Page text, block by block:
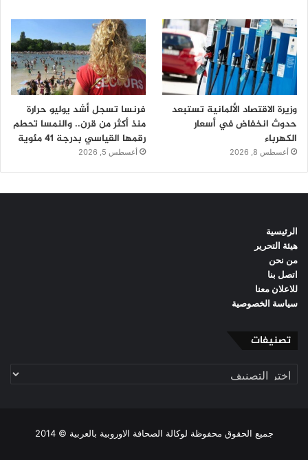
وزيرة الاقتصاد الألمانية تستبعد
حدوث انخفاض في أسعار
الكهرباء
أغسطس 8, 2026
فرنسا تسجل أشد يوليو حرارة
منذ أكثر من قرن.. والنمسا تحطم
رقمها القياسي بدرجة 41 مئوية
أغسطس 5, 2026
الرئيسية
هيئة التحرير
من نحن
اتصل بنا
للاعلان معنا
سياسة الخصوصية
تصنيفات
تصنيفات
جميع الحقوق محفوظة لوكالة الصحافة الاوروبية بالعربية © 2014